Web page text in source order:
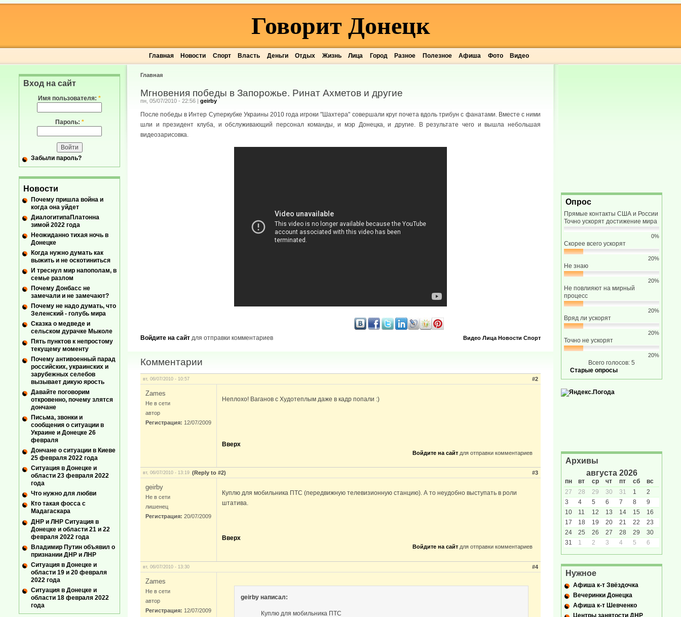
Главная Новости Спорт Власть Деньги Отдых Жизнь Лица Город Разное Полезное Афиша Фото Видео
Говорит Донецк
Главная
Мгновения победы в Запорожье. Ринат Ахметов и другие
пн, 05/07/2010 - 22:56 | geirby
После победы в Интер Суперкубке Украины 2010 года игроки "Шахтера" совершали круг почета вдоль трибун с фанатами. Вместе с ними
шли и президент клуба, и обслуживающий персонал команды, и мэр Донецка, и другие. В результате чего и вышла небольшая
видеозарисовка.
Видео Лица Новости Спорт
Войдите на сайт для отправки комментариев
Комментарии
вт, 06/07/2010 - 10:57 #2
Zames
Не в сети
автор
Регистрация: 12/07/2009
Неплохо! Ваганов с Худотеплым даже в кадр попали :)
Вверх
Войдите на сайтдля отправки комментариев
вт, 06/07/2010 - 13:19 (Reply to #2) #3
geirby
Не в сети
лишенец
Регистрация: 20/07/2009
Куплю для мобильника ПТС (передвижную телевизионную станцию). А то неудобно выступать в роли
штатива.
Вверх
Войдите на сайтдля отправки комментариев
вт, 06/07/2010 - 13:30 #4
Zames
Не в сети
автор
Регистрация: 12/07/2009
geirby написал:
Куплю для мобильника ПТС
Вход на сайт
Имя пользователя: *
Пароль: *
Забыли пароль?
Новости
Почему пришла война и
когда она уйдет
ДиалогитипаПлатонна
зимой 2022 года
Неожиданно тихая ночь в
Донецке
Когда нужно думать как
выжить и не оскотиниться
И треснул мир напополам, в
семье разлом
Почему Донбасс не
замечали и не замечают?
Почему не надо думать, что
Зеленский - голубь мира
Сказка о медведе и
сельском дурачке Мыколе
Пять пунктов к непростому
текущему моменту
Почему антивоенный парад
российских, украинских и
зарубежных селебов
вызывает дикую ярость
Давайте поговорим
откровенно, почему злятся
дончане
Письма, звонки и
сообщения о ситуации в
Украине и Донецке 26
февраля
Дончане о ситуации в Киеве
25 февраля 2022 года
Ситуация в Донецке и
области 23 февраля 2022
года
Что нужно для любви
Кто такая фосса с
Мадагаскара
ДНР и ЛНР Ситуация в
Донецке и области 21 и 22
февраля 2022 года
Владимир Путин объявил о
признании ДНР и ЛНР
Ситуация в Донецке и
области 19 и 20 февраля
2022 года
Ситуация в Донецке и
области 18 февраля 2022
года
Опрос
Прямые контакты США и России
Точно ускорят достижение мира
0%
Скорее всего ускорят
20%
Не знаю
20%
Не повлияют на мирный
процесс
20%
Вряд ли ускорят
20%
Точно не ускорят
20%
Всего голосов: 5
Старые опросы
Архивы
августа 2026
пн вт ср чт пт сб
вс
27
28 29 30 31 1
2
3
4 5 6 7 8
9
10
11 12 13 14 15
16
17
18 19 20 21 22
23
24
25 26 27 28 29
30
31
1 2 3 4 5 6
Нужное
Афиша к-т Звёздочка
Вечеринки Донецка
Афиша к-т Шевченко
Центры занятости ДНР